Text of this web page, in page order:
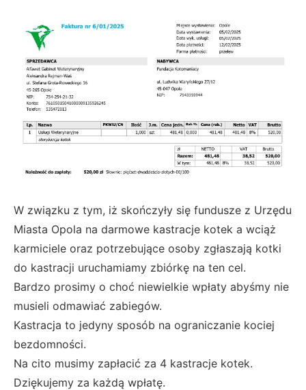
W związku z tym, iż skończyły się fundusze z Urzędu
Miasta Opola na darmowe kastracje kotek a wciąż
karmiciele oraz potrzebujące osoby zgłaszają kotki
do kastracji uruchamiamy zbiórkę na ten cel.
Bardzo prosimy o choć niewielkie wpłaty abyśmy nie
musieli odmawiać zabiegów.
Kastracja to jedyny sposób na ograniczanie kociej
bezdomności.
Na cito musimy zapłacić za 4 kastracje kotek.
Dziękujemy za każdą wpłatę.